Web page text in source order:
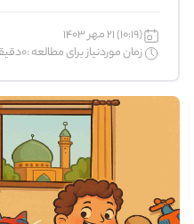
(10:19) 21 مهر 1403
زمان موردنیاز برای مطالعه :0دقیقه